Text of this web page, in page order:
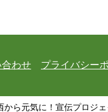
わせ プライバシー
ら元気に！宣伝プロジ